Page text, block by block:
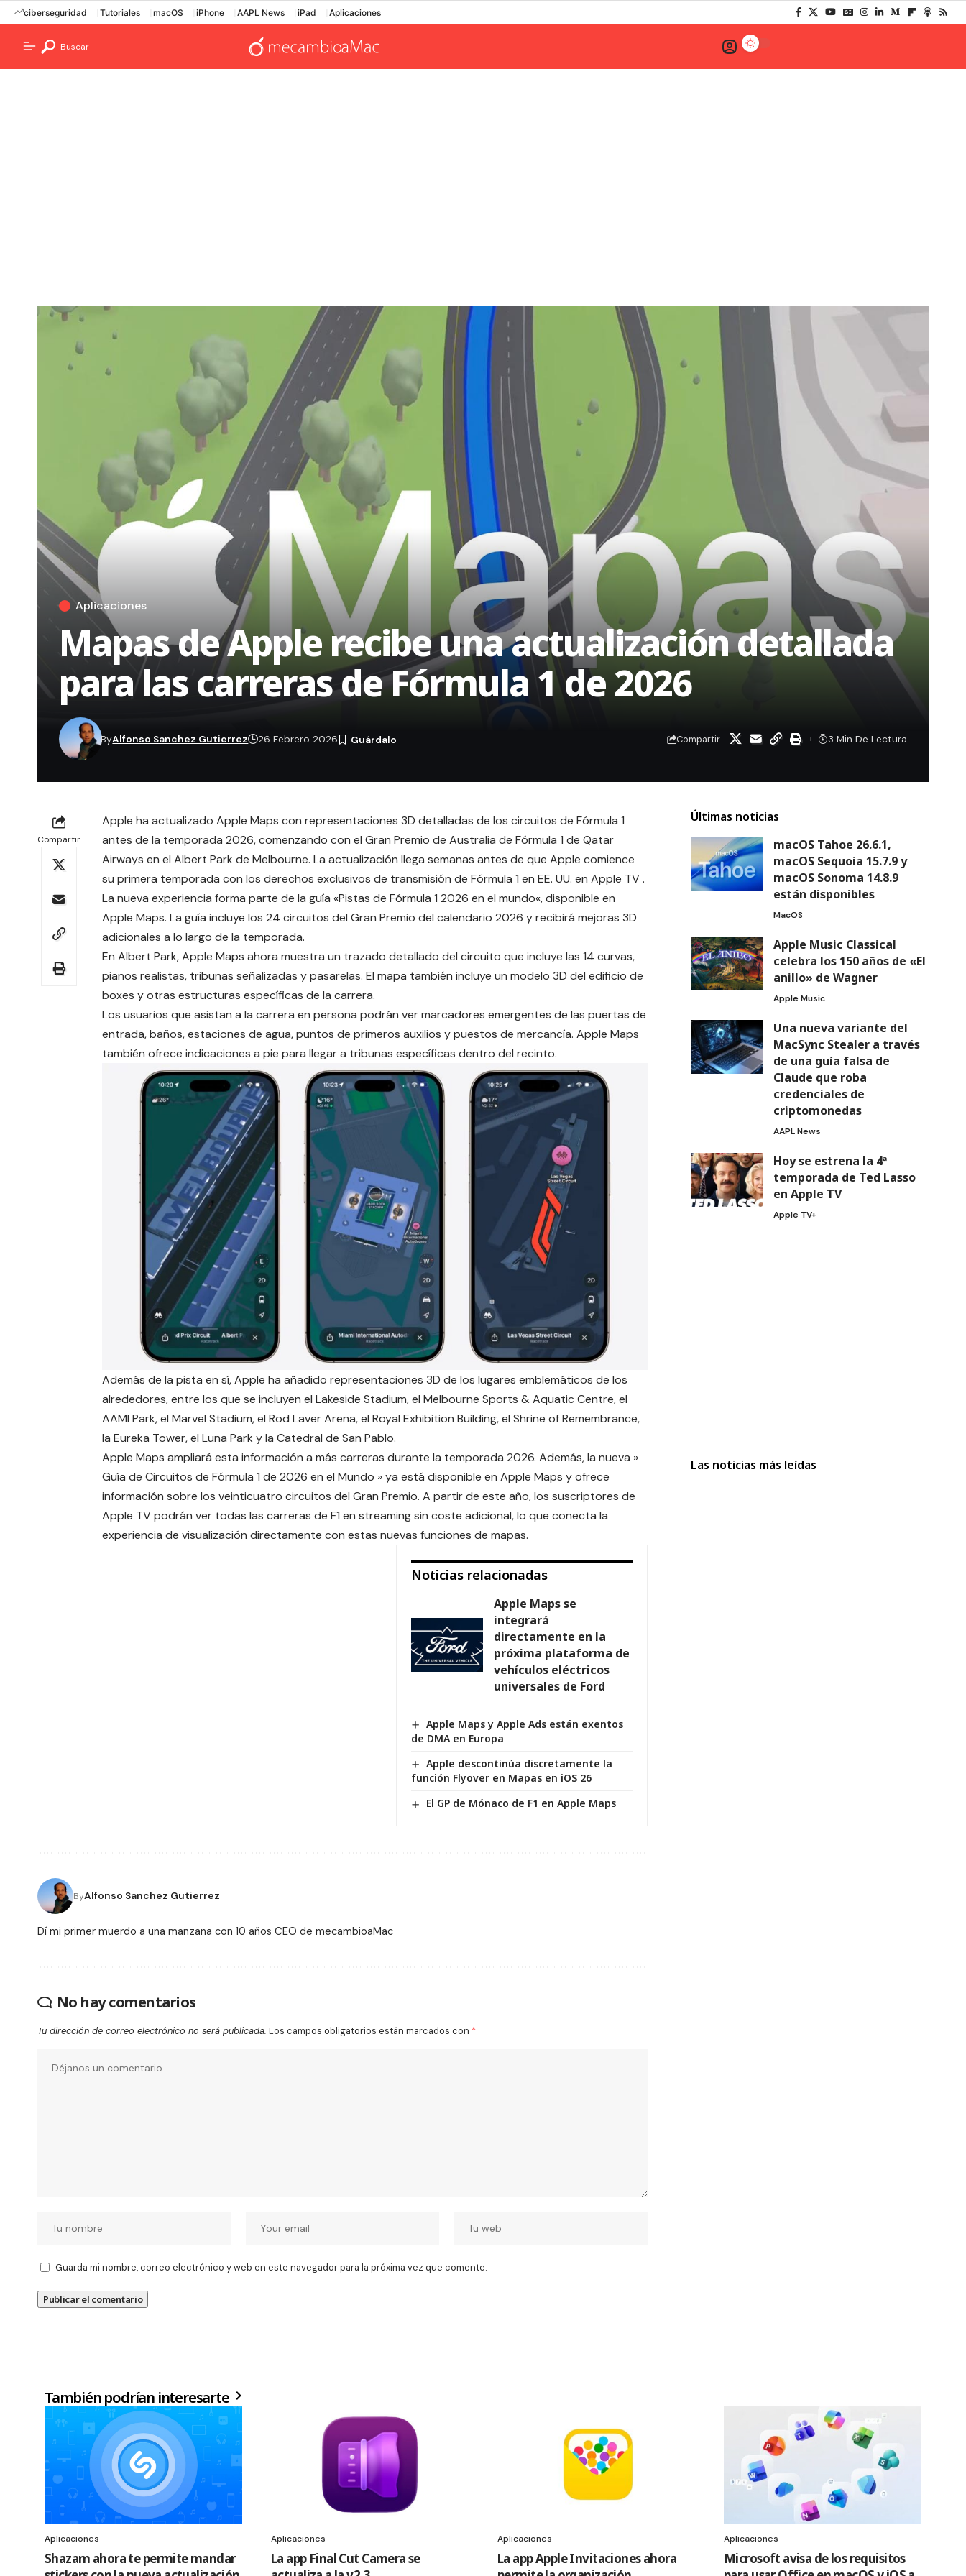
ciberseguridad Tutoriales macOS iPhone AAPL News iPad Aplicaciones
Buscar
Aplicaciones
Mapas de Apple recibe una actualización detallada
para las carreras de Fórmula 1 de 2026
ByAlfonso Sanchez Gutierrez 26 Febrero 2026 Compartir 3 Min De Lectura
Compartir
Apple ha actualizado Apple Maps con representaciones 3D detalladas de los circuitos de Fórmula 1
antes de la temporada 2026, comenzando con el Gran Premio de Australia de Fórmula 1 de Qatar
Airways en el Albert Park de Melbourne. La actualización llega semanas antes de que Apple comience
su primera temporada con los derechos exclusivos de transmisión de Fórmula 1 en EE. UU. en Apple TV.
La nueva experiencia forma parte de la guía «Pistas de Fórmula 1 2026 en el mundo«, disponible en
Apple Maps. La guía incluye los 24 circuitos del Gran Premio del calendario 2026 y recibirá mejoras 3D
adicionales a lo largo de la temporada.
En Albert Park, Apple Maps ahora muestra un trazado detallado del circuito que incluye las 14 curvas,
pianos realistas, tribunas señalizadas y pasarelas. El mapa también incluye un modelo 3D del edificio de
boxes y otras estructuras específicas de la carrera.
Los usuarios que asistan a la carrera en persona podrán ver marcadores emergentes de las puertas de
entrada, baños, estaciones de agua, puntos de primeros auxilios y puestos de mercancía. Apple Maps
también ofrece indicaciones a pie para llegar a tribunas específicas dentro del recinto.
Además de la pista en sí, Apple ha añadido representaciones 3D de los lugares emblemáticos de los
alrededores, entre los que se incluyen el Lakeside Stadium, el Melbourne Sports & Aquatic Centre, el
AAMI Park, el Marvel Stadium, el Rod Laver Arena, el Royal Exhibition Building, el Shrine of Remembrance,
la Eureka Tower, el Luna Park y la Catedral de San Pablo.
Apple Maps ampliará esta información a más carreras durante la temporada 2026. Además, la nueva »
Guía de Circuitos de Fórmula 1 de 2026 en el Mundo » ya está disponible en Apple Maps y ofrece
información sobre los veinticuatro circuitos del Gran Premio. A partir de este año, los suscriptores de
Apple TV podrán ver todas las carreras de F1 en streaming sin coste adicional, lo que conecta la
experiencia de visualización directamente con estas nuevas funciones de mapas.
Noticias relacionadas
Apple Maps se
integrará
directamente en la
próxima plataforma de
vehículos eléctricos
universales de Ford
Apple Maps y Apple Ads están exentos
de DMA en Europa
Apple descontinúa discretamente la
función Flyover en Mapas en iOS 26
El GP de Mónaco de F1 en Apple Maps
ByAlfonso Sanchez Gutierrez
Dí mi primer muerdo a una manzana con 10 años CEO de mecambioaMac
No hay comentarios
Tu dirección de correo electrónico no será publicada. Los campos obligatorios están marcados con *
Guarda mi nombre, correo electrónico y web en este navegador para la próxima vez que comente.
Últimas noticias
macOS Tahoe 26.6.1,
macOS Sequoia 15.7.9 y
macOS Sonoma 14.8.9
están disponibles
MacOS
Apple Music Classical
celebra los 150 años de «El
anillo» de Wagner
Apple Music
Una nueva variante del
MacSync Stealer a través
de una guía falsa de
Claude que roba
credenciales de
criptomonedas
AAPL News
Hoy se estrena la 4ª
temporada de Ted Lasso
en Apple TV
Apple TV+
Las noticias más leídas
También podrían interesarte
Aplicaciones
Shazam ahora te permite mandar
Aplicaciones
La app Final Cut Camera se
Aplicaciones
La app Apple Invitaciones ahora
Aplicaciones
Microsoft avisa de los requisitos